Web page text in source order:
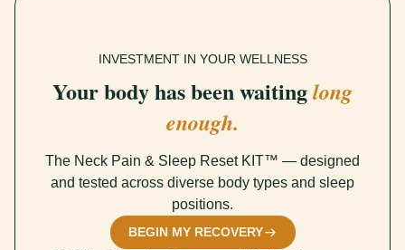
INVESTMENT IN YOUR WELLNESS
Your body has been waitinglong
enough.
The Neck Pain & Sleep Reset KIT™ — designed
and tested across diverse body types and sleep
positions.
BEGIN MY RECOVERY